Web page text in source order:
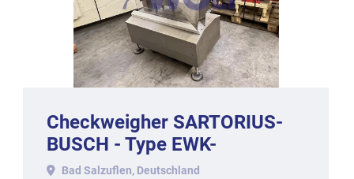
Checkweigher SARTORIUS-
BUSCH - Type EWK-
3010/WS1kg-WZGP, 2009.
Bad Salzuflen, Deutschland